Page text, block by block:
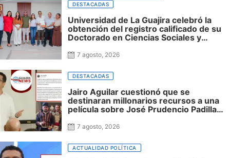
DESTACADAS
Universidad de La Guajira celebró la
obtención del registro calificado de su
Doctorado en Ciencias Sociales y
con impacto regional
7 agosto, 2026
DESTACADAS
Jairo Aguilar cuestionó que se
destinaran millonarios recursos a una
película sobre José Prudencio Padilla
ni incluyó al departamento, mientras
honor en Riohacha
7 agosto, 2026
ACTUALIDAD POLÍTICA